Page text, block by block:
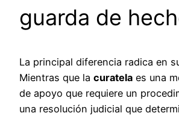
guarda de
La principal diferencia radica en
Mientras que la curatela es una
de apoyo que requiere un
una resolución judicial que